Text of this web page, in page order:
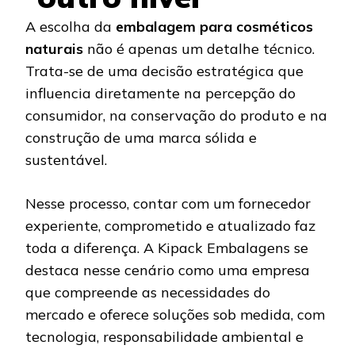
A escolha da embalagem para cosméticos
naturais não é apenas um detalhe técnico.
Trata-se de uma decisão estratégica que
influencia diretamente na percepção do
consumidor, na conservação do produto e na
construção de uma marca sólida e
sustentável.
Nesse processo, contar com um fornecedor
experiente, comprometido e atualizado faz
toda a diferença. A Kipack Embalagens se
destaca nesse cenário como uma empresa
que compreende as necessidades do
mercado e oferece soluções sob medida, com
tecnologia, responsabilidade ambiental e